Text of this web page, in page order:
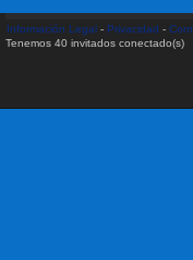
Información Legal - Privacidad -
Tenemos 40 invitados conectado(s)